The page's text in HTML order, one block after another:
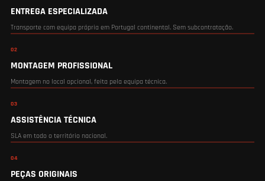
ENTREGA ESPECIALIZADA
Transporte com equipa própria em Portugal continental. Sem subcontratação.
02
MONTAGEM PROFISSIONAL
Montagem no local opcional, feita pela equipa técnica.
03
ASSISTÊNCIA TÉCNICA
SLA em todo o território nacional.
04
PEÇAS ORIGINAIS